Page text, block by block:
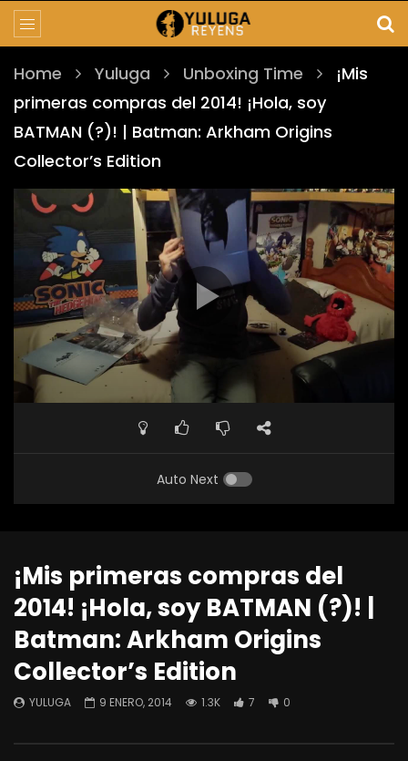
Home Yuluga Unboxing Time
¡Mis
primeras compras del 2014! ¡Hola, soy
BATMAN (?)! | Batman: Arkham Origins
Collector’s Edition
Auto Next
¡Mis primeras compras del
2014! ¡Hola, soy BATMAN (?)! |
Batman: Arkham Origins
Collector’s Edition
YULUGA 9 ENERO, 2014 1.3K 7 0